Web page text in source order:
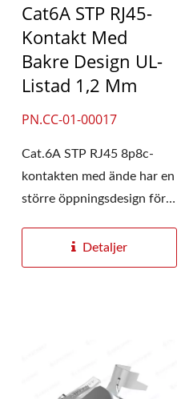
Cat6A STP RJ45-
Kontakt Med
Bakre Design UL-
Listad 1,2 Mm
PN.CC-01-00017
Cat.6A STP RJ45 8p8c-
kontakten med ände har en
större öppningsdesign för
Detaljer